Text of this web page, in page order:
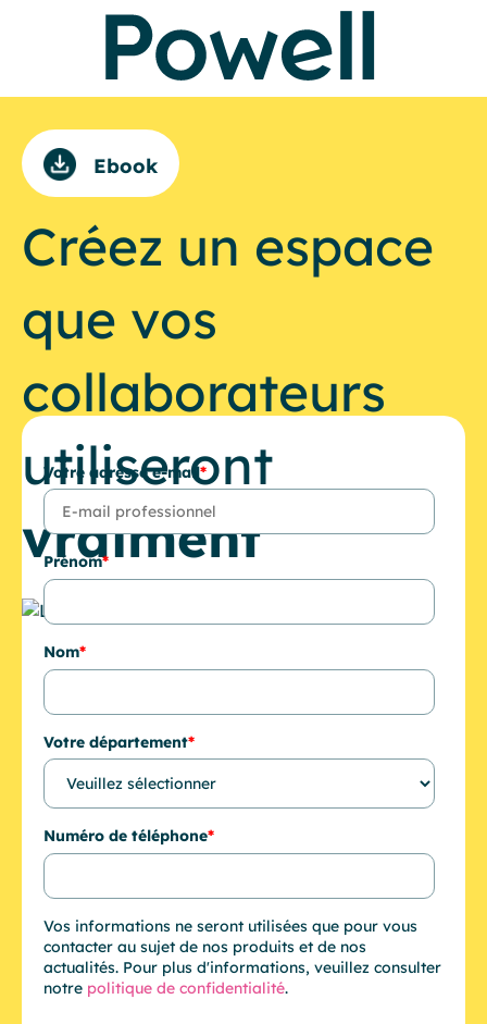
Ebook
Créez un espace
que vos
collaborateurs
utiliseront
vraiment
Votre adresse e-mail*
Prénom*
Nom*
Votre département*
Numéro de téléphone*
Vos informations ne seront utilisées que pour vous
contacter au sujet de nos produits et de nos
actualités. Pour plus d'informations, veuillez consulter
notre politique de confidentialité.